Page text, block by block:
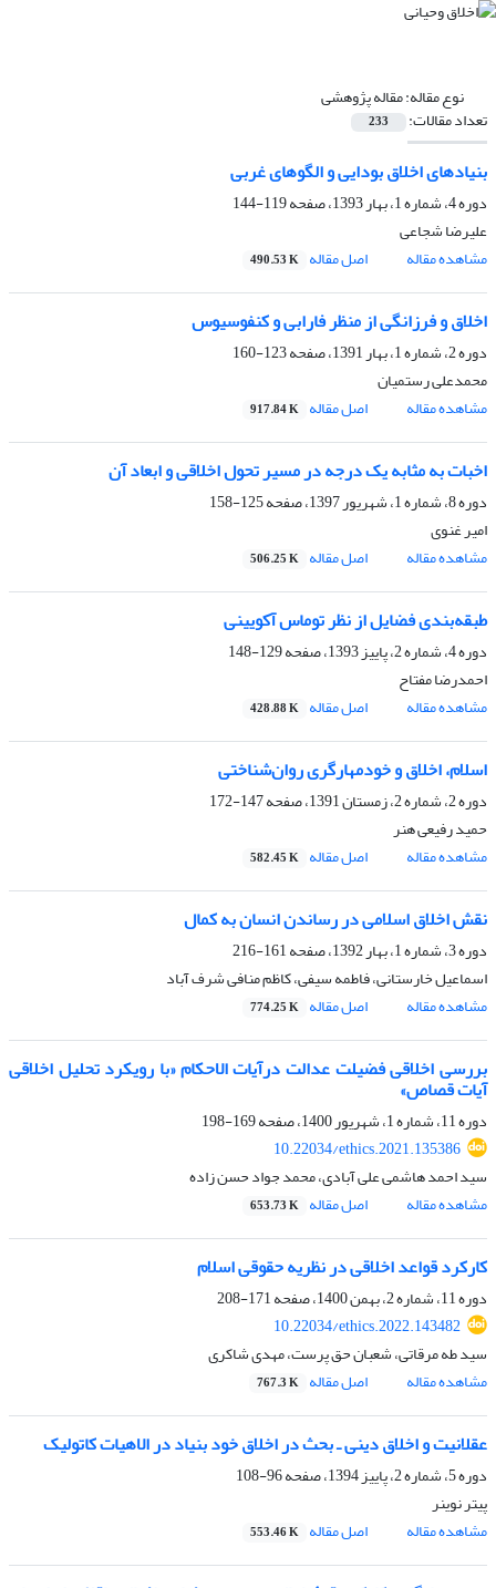
نوع مقاله:مقاله پژوهشی
تعداد مقالات: 233
بنیادهای اخلاق بودایی و الگوهای غربی
دوره 4، شماره 1، بهار 1393، صفحه
119-144
علیرضا شجاعی
مشاهده مقاله
اصل مقاله 490.53 K
اخلاق و فرزانگی از منظر فارابی و کنفوسیوس
دوره 2، شماره 1، بهار 1391، صفحه
123-160
محمدعلی رستمیان
مشاهده مقاله
اصل مقاله 917.84 K
اخبات به مثابه یک درجه در مسیر تحول اخلاقی و ابعاد آن
دوره 8، شماره 1، شهریور 1397، صفحه
125-158
امیر غنوی
مشاهده مقاله
اصل مقاله 506.25 K
طبقه‌بندی فضایل از نظر توماس آکویینی
دوره 4، شماره 2، پاییز 1393، صفحه
129-148
احمدرضا مفتاح
مشاهده مقاله
اصل مقاله 428.88 K
اسلام، اخلاق و خودمهارگری روان‌شناختی
دوره 2، شماره 2، زمستان 1391، صفحه
147-172
حمید رفیعی هنر
مشاهده مقاله
اصل مقاله 582.45 K
نقش اخلاق اسلامی در رساندن انسان به کمال
دوره 3، شماره 1، بهار 1392، صفحه
161-216
اسماعیل خارستانی، فاطمه سیفی، کاظم منافی شرف آباد
مشاهده مقاله
اصل مقاله 774.25 K
بررسی اخلاقی فضیلت عدالت درآیات الاحکام «با رویکرد تحلیل اخلاقی
آیات قصاص»
دوره 11، شماره 1، شهریور 1400، صفحه
169-198
10.22034/ethics.2021.135386
سید احمد هاشمی علی آبادی، محمد جواد حسن زاده
مشاهده مقاله
اصل مقاله 653.73 K
کارکرد قواعد اخلاقی در نظریه حقوقی اسلام
دوره 11، شماره 2، بهمن 1400، صفحه
171-208
10.22034/ethics.2022.143482
سید طه مرقاتی، شعبان حق پرست، مهدی شاکری
مشاهده مقاله
اصل مقاله 767.3 K
عقلانیت و اخلاق دینی ـ بحث در اخلاق خود بنیاد در الاهیات کاتولیک
دوره 5، شماره 2، پاییز 1394، صفحه
96-108
پیتر نوینر
مشاهده مقاله
اصل مقاله 553.46 K